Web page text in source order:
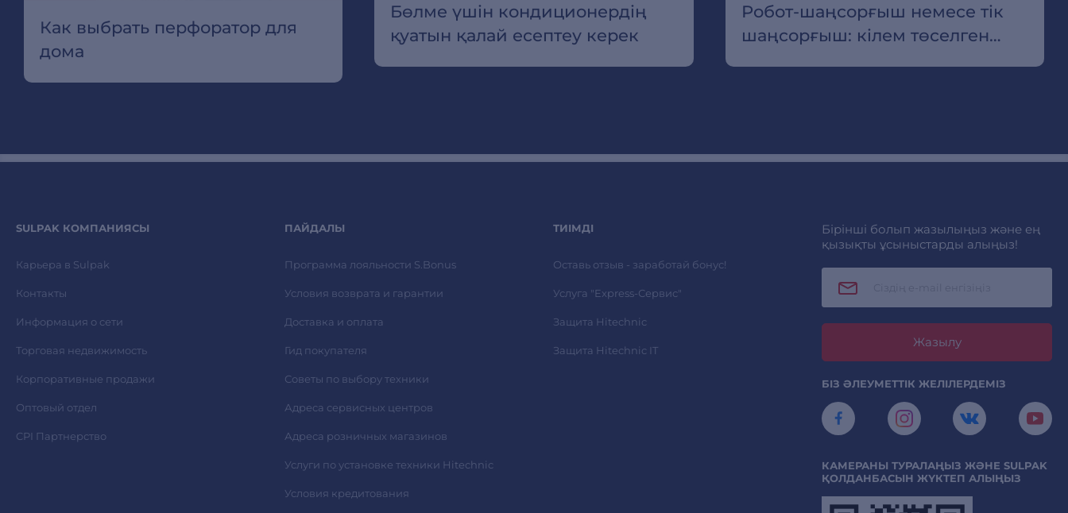
Как выбрать перфоратор для
дома
Бөлме үшін кондиционердің
қуатын қалай есептеу керек
Робот-шаңсорғыш немесе тік
шаңсорғыш: кілем төселген
SULPAK КОМПАНИЯСЫ
Карьера в Sulpak
Контакты
Информация о сети
Торговая недвижимость
Корпоративные продажи
Оптовый отдел
CPI Партнерство
ПАЙДАЛЫ
Программа лояльности S.Bonus
Условия возврата и гарантии
Доставка и оплата
Гид покупателя
Советы по выбору техники
Адреса сервисных центров
Адреса розничных магазинов
Услуги по установке техники Hitechnic
Условия кредитования
ТИІМДІ
Оставь отзыв - заработай бонус!
Услуга "Express-Сервис"
Защита Hitechnic
Защита Hitechnic IT
Бірінші болып жазылыңыз және ең
қызықты ұсыныстарды алыңыз!
Жазылу
БІЗ ӘЛЕУМЕТТІК ЖЕЛІЛЕРДЕМІЗ
КАМЕРАНЫ ТУРАЛАҢЫЗ ЖӘНЕ SULPAK
ҚОЛДАНБАСЫН ЖҮКТЕП АЛЫҢЫЗ